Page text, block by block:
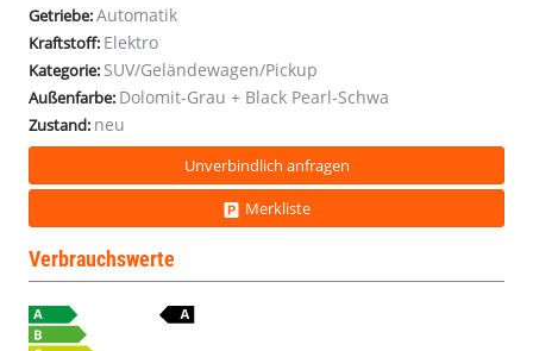
Getriebe:Automatik
Kraftstoff: Elektro
Kategorie: SUV/Geländewagen/Pickup
Außenfarbe: Dolomit-Grau + Black Pearl-Schwa
Zustand: neu
Unverbindlich anfragen
Merkliste
Verbrauchswerte